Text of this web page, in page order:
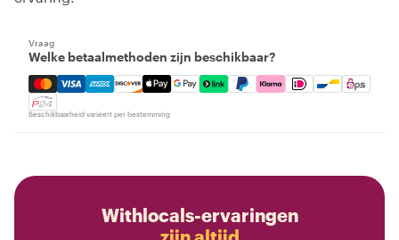
Vraag
Welke betaalmethoden zijn beschikbaar?
Mastercard, Visa, Amex, Discover, Apple Pay, Google
Beschikbaarheid varieert per bestemming
Withlocals-ervaringen